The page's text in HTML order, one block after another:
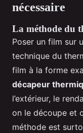
nécessaire
La méthode du
Poser un film sur
technique du
film à la forme
décapeur
l’extérieur, le
on le découpe et
méthode est